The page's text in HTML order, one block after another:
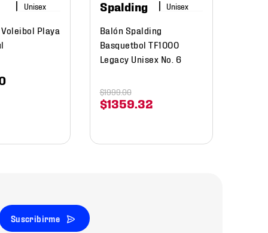
Voleibol Playa
Spalding
Balón Spalding
Basquetbol TF1000
Legacy Unisex No. 6
$1359.32
$1999.00
Suscribirme